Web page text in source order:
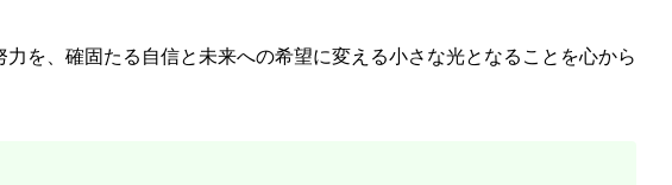
を、確固たる自信と未来への希望に変える小さな光となることを心から